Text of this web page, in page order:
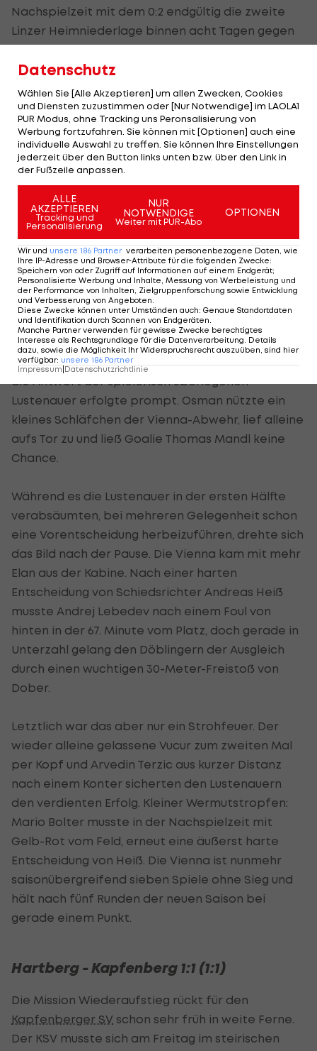
Nachspielzeit mit dem 0:2 endgültig die zweite
Linzer Heimniederlage binnen acht Tagen gegen
einen Vorarlberger Verein.
First Vienna FC - FC Lustenau 2:4 (1:2)
Der FC Lustenau hat den bereits vierten Sieg in
Serie über die Vienna gefeiert und sich damit im
Mittelfeld der Ersten Liga etabliert. Das
Schlusslicht aus Döbling rutschte durch die 2:4-
Heim-Schlappe auf der Hohen Warte noch tiefer
in die Krise.
Die Vorarlberger begannen agiler und gingen
bereits nach zwei Minuten in Führung, als Stipe
Vucur nach einem Eckball unbedrängt einen
Kopfball ins Tor köpfelte. Die Führung hielt freilich
keine zehn Minuten. Dober hämmerte einen kurz
abgespielten Freistoß ins rechte Kreuzeck. Doch
die Antwort der spielerisch überlegenen
Lustenauer erfolgte prompt. Osman nützte ein
kleines Schläfchen der Vienna-Abwehr, lief alleine
aufs Tor zu und ließ Goalie Thomas Mandl keine
Chance.
Während es die Lustenauer in der ersten Hälfte
verabsäumten, bei mehreren Gelegenheit schon
eine Vorentscheidung herbeizuführen, drehte sich
das Bild nach der Pause. Die Vienna kam mit mehr
Elan aus der Kabine. Nach einer harten
Entscheidung von Schiedsrichter Andreas Heiß
musste Andrej Lebedev nach einem Foul von
hinten in der 67. Minute vom Platz, doch gerade in
Unterzahl gelang den Döblingern der Ausgleich
durch einen wuchtigen 30-Meter-Freistoß von
Dober.
Letztlich war das aber nur ein Strohfeuer. Der
wieder alleine gelassene Vucur zum zweiten Mal
per Kopf und Arvedin Terzic aus kurzer Distanz
nach einem Konter sicherten den Lustenauern
den verdienten Erfolg. Kleiner Wermutstropfen:
Mario Bolter musste in der Nachspielzeit mit
Gelb-Rot vom Feld, erneut eine äußerst harte
Entscheidung von Heiß. Die Vienna ist nunmehr
saisonübergreifend sieben Spiele ohne Sieg und
hält nach fünf Runden der neuen Saison bei
gerade einem Punkt.
Hartberg - Kapfenberg 1:1 (1:1)
Die Mission Wiederaufstieg rückt für den
Kapfenberger SV schon sehr früh in weite Ferne.
Der KSV musste sich am Freitag im steirischen
Datenschutz
Wählen Sie [Alle Akzeptieren] um allen Zwecken, Cookies
und Diensten zuzustimmen oder [Nur Notwendige] im LAOLA1
PUR Modus, ohne Tracking uns Peronsalisierung von
Werbung fortzufahren. Sie können mit [Optionen] auch eine
individuelle Auswahl zu treffen. Sie können Ihre Einstellungen
jederzeit über den Button links unten bzw. über den Link in
der Fußzeile anpassen.
ALLE
AKZEPTIEREN
Tracking und
Personalisierung
NUR
NOTWENDIGE
Weiter mit PUR-Abo
OPTIONEN
Wir und unsere 186 Partner verarbeiten personenbezogene Daten, wie
Ihre IP-Adresse und Browser-Attribute für die folgenden Zwecke:
Speichern von oder Zugriff auf Informationen auf einem Endgerät;
Personalisierte Werbung und Inhalte, Messung von Werbeleistung und
der Performance von Inhalten, Zielgruppenforschung sowie Entwicklung
und Verbesserung von Angeboten
Diese Zwecke können unter Umständen auch: Genaue Standortdaten
und Identifikation durch Scannen von Endgeräten
Manche Partner verwenden für gewisse Zwecke berechtigtes
Interesse als Rechtsgrundlage für die Datenverarbeitung. Details
dazu, sowie die Möglichkeit Ihr Widerspruchsrecht auszuüben, sind hier
verfügbar: unsere 186 Partner
Impressum|Datenschutzrichtlinie